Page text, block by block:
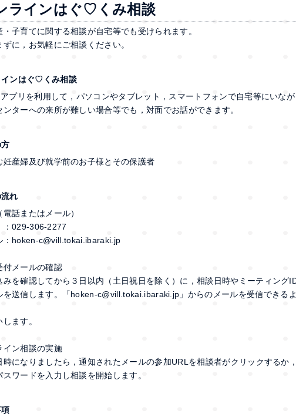
ラインはぐ♡くみ相談
・子育てに関する相談が自宅等でも受けられます。
に，お気軽にご相談ください。
インはぐ♡くみ相談
アプリを利用して，パソコンやタブレット，スマートフォンで自宅等にいな
ンターへの来所が難しい場合等でも，対面でお話ができます。
妊産婦及び就学前のお子様とその保護者
れ
電話またはメール）
306-2277
hoken-c@vill.tokai.ibaraki.jp
付メールの確認
確認してから３日以内（土日祝日を除く）に，相談日時やミーティング
信します。「hoken-c@vill.tokai.ibaraki.jp」からのメールを受信できる
ます。
イン相談の実施
なりましたら，通知されたメールの参加URLを相談者がクリックするか
ードを入力し相談を開始します。